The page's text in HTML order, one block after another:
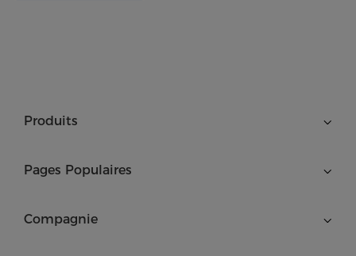
Produits
Pages Populaires
Compagnie